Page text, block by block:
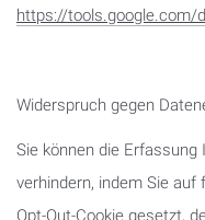
https://tools.google.com/
Widerspruch gegen
Sie können die Erfassung
verhindern, indem Sie auf
Opt-Out-Cookie gesetzt,